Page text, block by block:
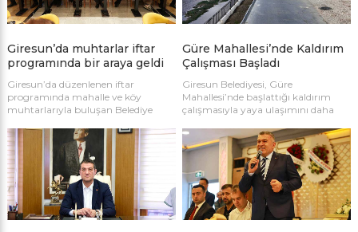
Giresun’da muhtarlar iftar
programında bir araya geldi
Giresun’da düzenlenen iftar
programında mahalle ve köy
muhtarlarıyla buluşan Belediye
vatandaş arasındaki bağın
güçlendirilmesi mesajı verdi. Yoğun
katılımla gerçekleşen programda
birlik ve dayanışma vurgusu öne
çıktı.
Güre Mahallesi’nde Kaldırım
Çalışması Başladı
Giresun Belediyesi, Güre
Mahallesi’nde başlattığı kaldırım
çalışmasıyla yaya ulaşımını daha
hedefliyor. Fen İşleri Müdürlüğü
ekipleri tarafından yürütülen
çalışma kapsamında yaklaşık 500
metrelik yeni kaldırım inşa ediliyor.